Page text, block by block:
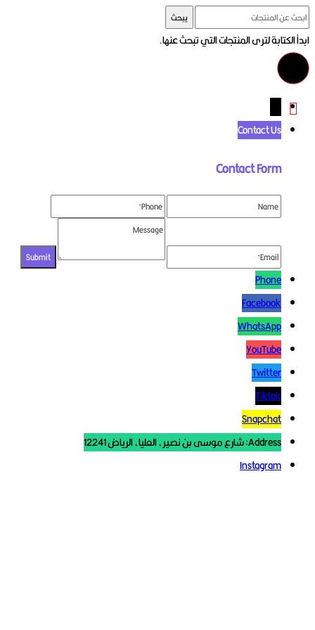
يبحث
ابدأ الكتابة لترى المنتجات التي تبحث عنها.
Contact Us
Contact Form
Phone
Facebook
WhatsApp
YouTube
Twitter
Tiktok
Snapchat
Address: شارع موسى بن نصير، العليا، الرياض 12241
Instagram